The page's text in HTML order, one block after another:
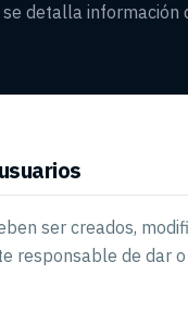
detalla
ser creados,
responsable de dar o